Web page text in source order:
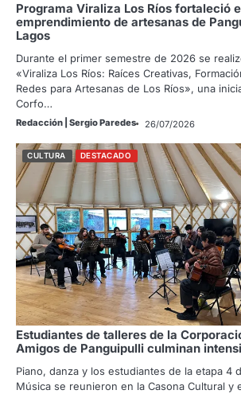
Programa Viraliza Los Ríos fortaleció
emprendimiento de artesanas de
Lagos
Durante el primer semestre de 2026 se
«Viraliza Los Ríos: Raíces Creativas,
Redes para Artesanas de Los Ríos», una
Corfo…
Redacción | Sergio Paredes 26/07/2026
CULTURA DESTACADO
Estudiantes de talleres de la
Amigos de Panguipulli culminan
Piano, danza y los estudiantes de la etapa 4
Música se reunieron en la Casona Cultural y